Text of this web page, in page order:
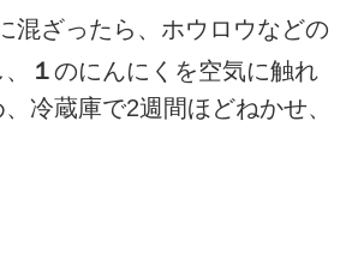
混ざったら、ホウロウなどの
１のにんにくを空気に触れ
冷蔵庫で2週間ほどねかせ、